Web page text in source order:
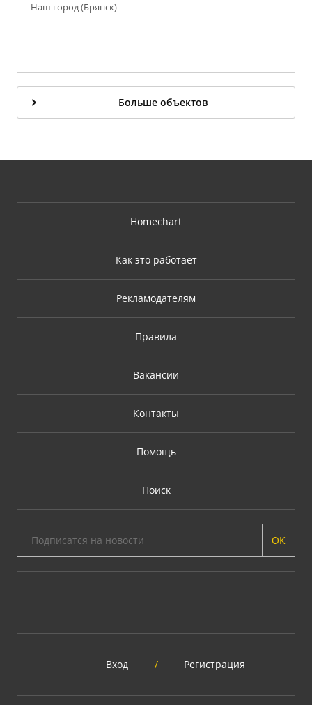
Наш город (Брянск)
Больше объектов
Homechart
Как это работает
Рекламодателям
Правила
Вакансии
Контакты
Помощь
Поиск
ОК
Вход / Регистрация